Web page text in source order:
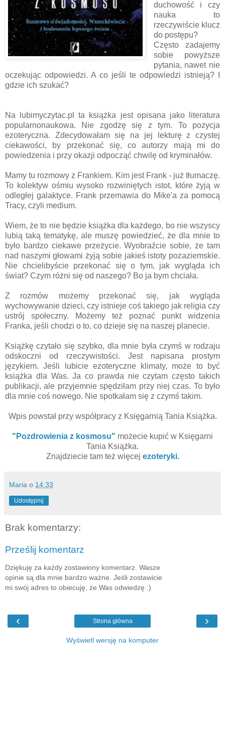
duchowość i czy
nauka to
rzeczywiście klucz
do postępu?
Często zadajemy
sobie powyższe
pytania, nawet nie
oczekując odpowiedzi. A co jeśli te odpowiedzi istnieją? I
gdzie ich szukać?
Na lubimyczytac.pl ta książka jest opisana jako literatura
popularnonaukowa. Nie zgodzę się z tym. To pozycja
ezoteryczna. Zdecydowałam się na jej lekturę z czystej
ciekawości, by przekonać się, co autorzy mają mi do
powiedzenia i przy okazji odpocząć chwilę od kryminałów.
Mamy tu rozmowy z Frankiem. Kim jest Frank - już tłumaczę.
To kolektyw ośmiu wysoko rozwiniętych istot, które żyją w
odległej galaktyce. Frank przemawia do Mike'a za pomocą
Tracy, czyli medium.
Wiem, że to nie będzie książka dla każdego, bo nie wszyscy
lubią taką tematykę, ale muszę powiedzieć, że dla mnie to
było bardzo ciekawe przeżycie. Wyobraźcie sobie, że tam
nad naszymi głowami żyją sobie jakieś istoty pozaziemskie.
Nie chcielibyście przekonać się o tym, jak wygląda ich
świat? Czym różni się od naszego? Bo ja bym chciała.
Z rozmów możemy przekonać się, jak wygląda
wychowywanie dzieci, czy istnieje coś takiego jak religia czy
ustrój społeczny. Możemy też poznać punkt widzenia
Franka, jeśli chodzi o to, co dzieje się na naszej planecie.
Książkę czytało się szybko, dla mnie była czymś w rodzaju
odskoczni od rzeczywistości. Jest napisana prostym
językiem. Jeśli lubicie ezoteryczne klimaty, może to być
książka dla Was. Ja co prawda nie czytam często takich
publikacji, ale przyjemnie spędziłam przy niej czas. To było
dla mnie coś nowego. Nie spotkałam się z czymś takim.
Wpis powstał przy współpracy z Księgarnią Tania Książka.
"Pozdrowienia z kosmosu" możecie kupić w Księgarni
Tania Książka.
Znajdziecie tam też więcej ezoteryki.
Maria o 14:33
Udostępnij
Brak komentarzy:
Prześlij komentarz
Dziękuję za każdy zostawiony komentarz. Wasze
opinie są dla mnie bardzo ważne. Jeśli zostawicie
mi swój adres to obiecuję, że Was odwiedzę :)
‹ ›
Strona główna
Wyświetl wersję na komputer